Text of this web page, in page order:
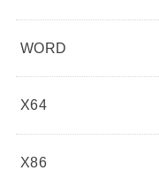
WORD
X64
X86